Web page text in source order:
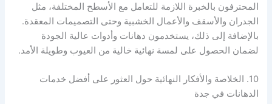
المحترفون بالخبرة اللازمة للتعامل مع الأسطح المختلفة، مثل
الجدران والأسقف والأعمال الخشبية وحتى التصميمات المعقدة.
بالإضافة إلى ذلك، يستخدمون دهانات وأدوات عالية الجودة
لضمان الحصول على لمسة نهائية خالية من العيوب وطويلة الأمد.
10. الخلاصة والأفكار النهائية حول العثور على أفضل خدمات
الدهانات في جدة